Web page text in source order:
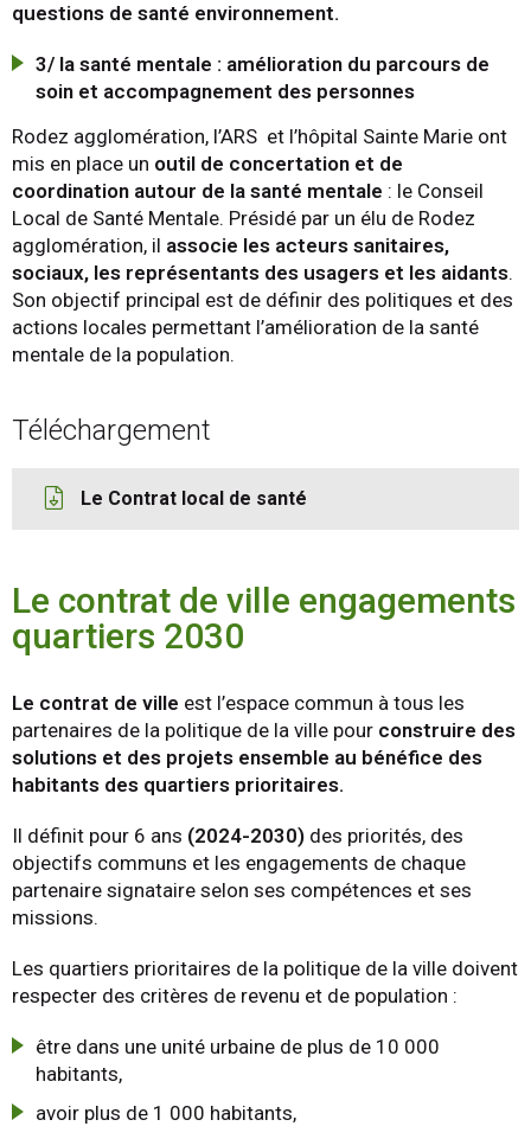
questions de santé environnement.
3/ la santé mentale : amélioration du parcours de
soin et accompagnement des personnes
Rodez agglomération, l’ARS et l’hôpital Sainte Marie ont
mis en place un outil de concertation et de
coordination autour de la santé mentale : le Conseil
Local de Santé Mentale. Présidé par un élu de Rodez
agglomération, il associe les acteurs sanitaires,
sociaux, les représentants des usagers et les aidants.
Son objectif principal est de définir des politiques et des
actions locales permettant l’amélioration de la santé
mentale de la population.
Téléchargement
Le Contrat local de santé
Le contrat de ville engagements
quartiers 2030
Le contrat de ville est l’espace commun à tous les
partenaires de la politique de la ville pour construire des
solutions et des projets ensemble au bénéfice des
habitants des quartiers prioritaires.
Il définit pour 6 ans (2024-2030) des priorités, des
objectifs communs et les engagements de chaque
partenaire signataire selon ses compétences et ses
missions.
Les quartiers prioritaires de la politique de la ville doivent
respecter des critères de revenu et de population :
être dans une unité urbaine de plus de 10 000
habitants,
avoir plus de 1 000 habitants,